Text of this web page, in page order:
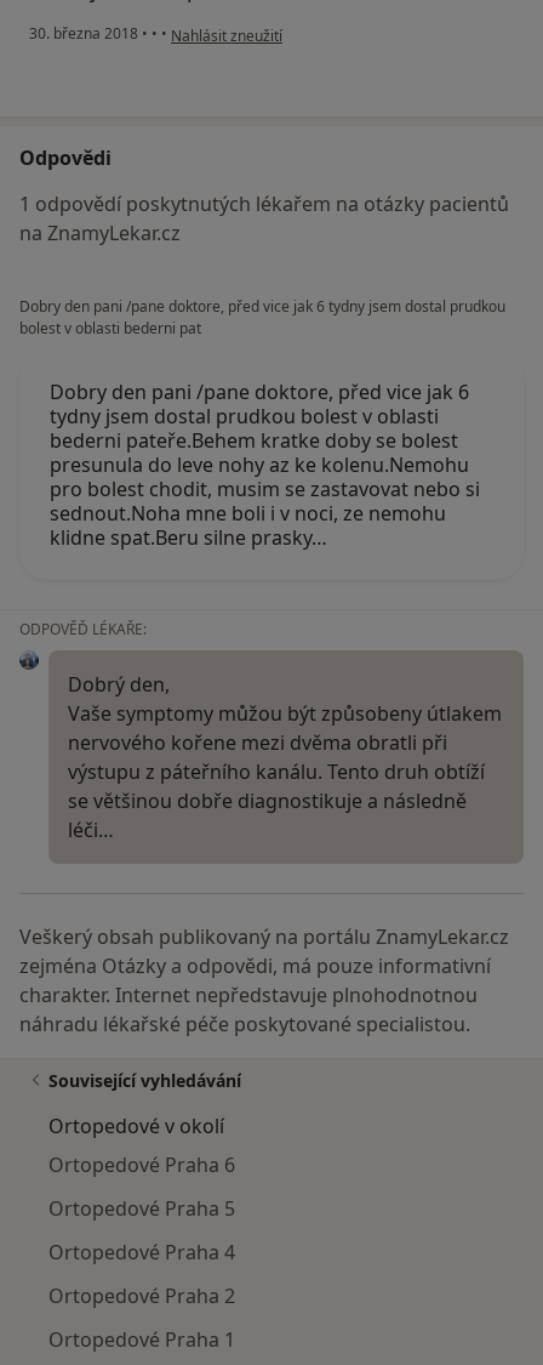
30. března 2018 • • • podle názoru uživatele Váš účet byl odstraněn
Nahlásit zneužití
Odpovědi
1 odpovědí poskytnutých lékařem na otázky pacientů
na ZnamyLekar.cz
Dobry den pani /pane doktore, před vice jak 6 tydny jsem dostal prudkou
bolest v oblasti bederni pat
Dobry den pani /pane doktore, před vice jak 6
tydny jsem dostal prudkou bolest v oblasti
bederni pateře.Behem kratke doby se bolest
presunula do leve nohy az ke kolenu.Nemohu
pro bolest chodit, musim se zastavovat nebo si
sednout.Noha mne boli i v noci, ze nemohu
klidne spat.Beru silne prasky…
ODPOVĚĎ LÉKAŘE:
Dobrý den,
Vaše symptomy můžou být způsobeny útlakem
nervového kořene mezi dvěma obratli při
výstupu z páteřního kanálu. Tento druh obtíží
se většinou dobře diagnostikuje a následně
léči…
Veškerý obsah publikovaný na portálu ZnamyLekar.cz
zejména Otázky a odpovědi, má pouze informativní
charakter. Internet nepředstavuje plnohodnotnou
náhradu lékařské péče poskytované specialistou.
Související vyhledávání
Ortopedové v okolí
Ortopedové Praha 6
Ortopedové Praha 5
Ortopedové Praha 4
Ortopedové Praha 2
Ortopedové Praha 1